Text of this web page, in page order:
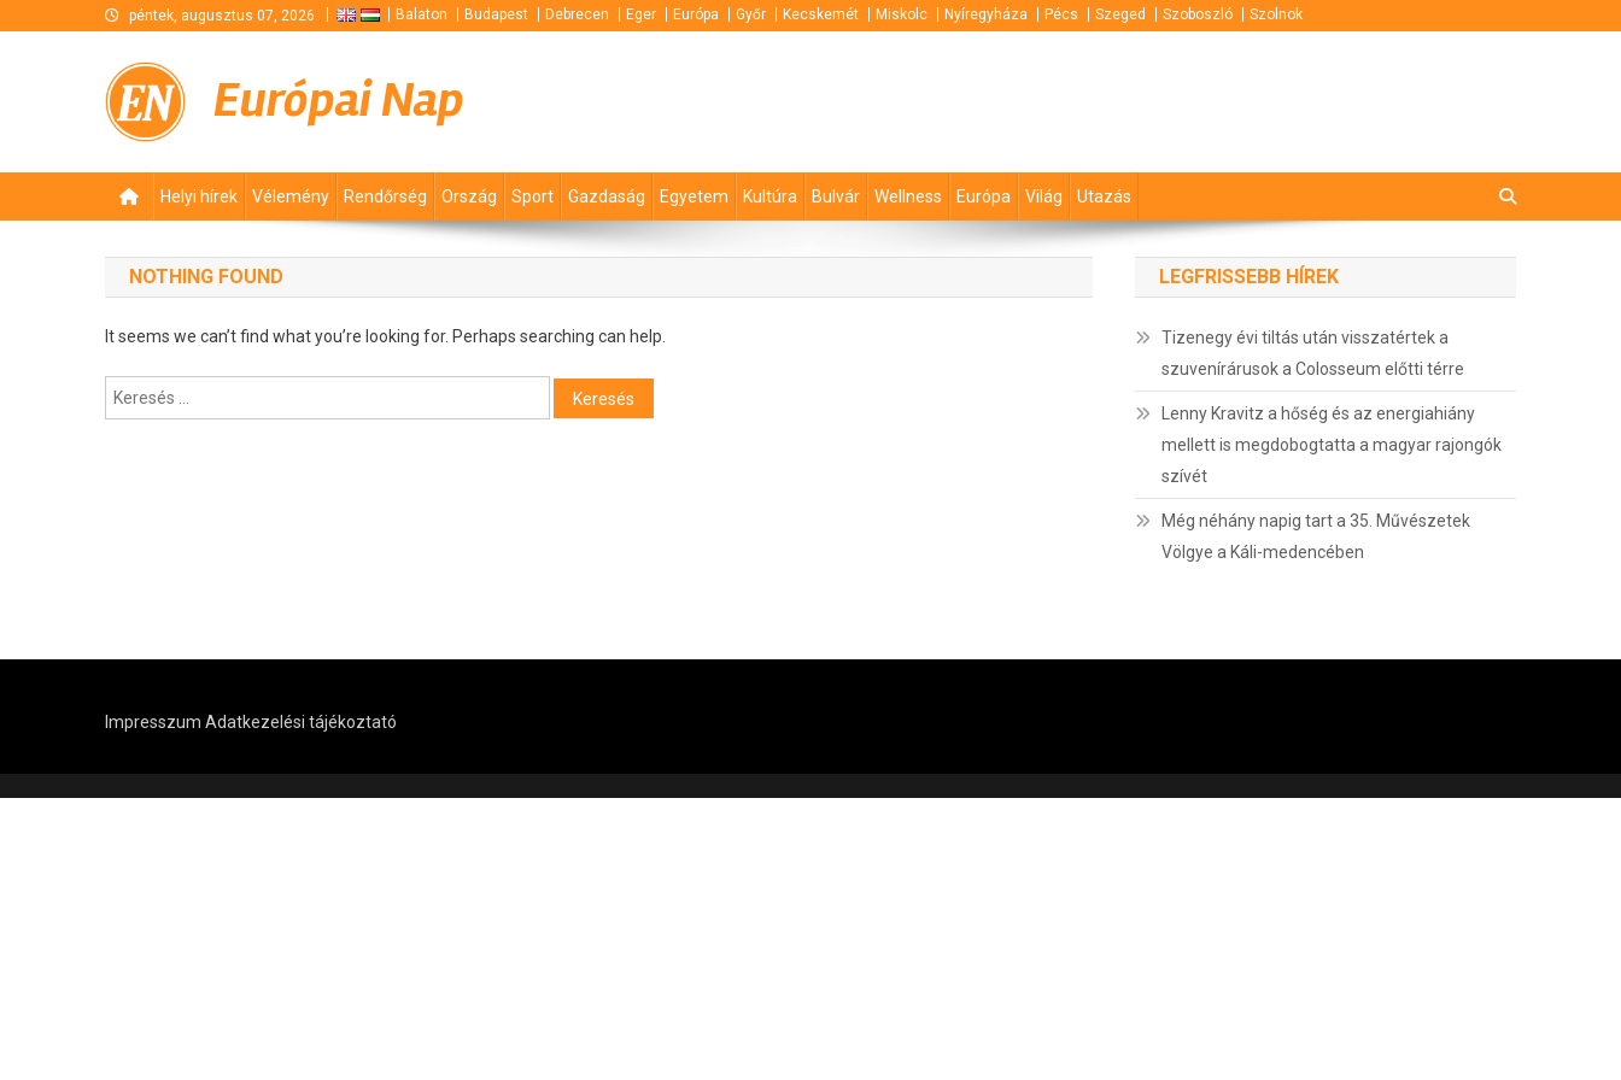
péntek, augusztus 07, 2026 Balaton Budapest Debrecen Eger Európa Győr Kecskemét Miskolc Nyíregyháza Pécs Szeged Szoboszló Szolnok
Európai Nap
Helyi hírek Vélemény Rendőrség Ország Sport Gazdaság Egyetem Kultúra Bulvár Wellness Európa Világ Utazás
NOTHING FOUND
It seems we can’t find what you’re looking for. Perhaps searching can help.
Keresés:
LEGFRISSEBB HÍREK
Tizenegy évi tiltás után visszatértek a
szuvenírárusok a Colosseum előtti térre
Lenny Kravitz a hőség és az energiahiány
mellett is megdobogtatta a magyar rajongók
szívét
Még néhány napig tart a 35. Művészetek
Völgye a Káli-medencében
Impresszum Adatkezelési tájékoztató